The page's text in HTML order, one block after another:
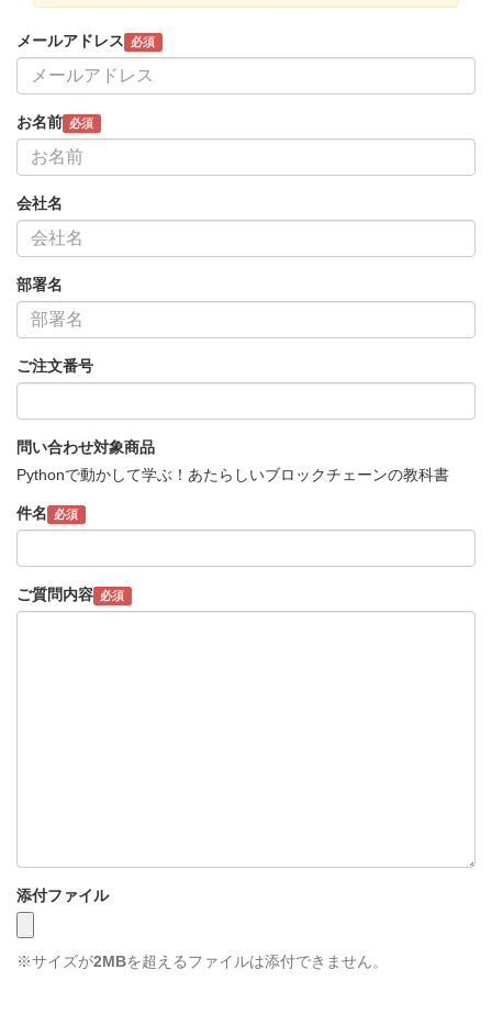
メールアドレス 必須
お名前 必須
会社名
部署名
ご注文番号
問い合わせ対象商品
Pythonで動かして学ぶ！あたらしいブロックチェーンの教科書
件名 必須
ご質問内容 必須
添付ファイル
※サイズが2MBを超えるファイルは添付できません。